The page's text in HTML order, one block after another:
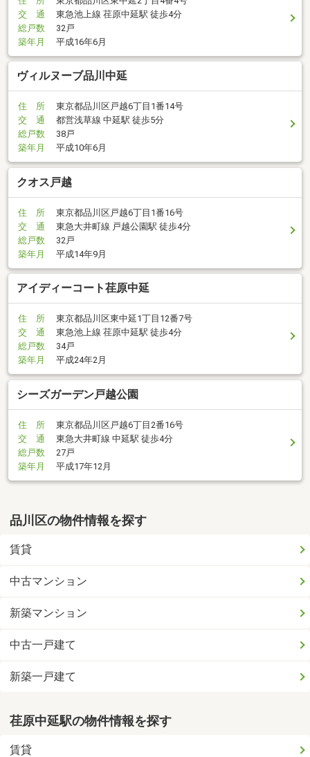
交 通
東急池上線 荏原中延駅 徒歩4分
総戸数
32戸
築年月
平成16年6月
ヴィルヌーブ品川中延
住 所
東京都品川区戸越6丁目1番14号
交 通
都営浅草線 中延駅 徒歩5分
総戸数
38戸
築年月
平成10年6月
クオス戸越
住 所
東京都品川区戸越6丁目1番16号
交 通
東急大井町線 戸越公園駅 徒歩4分
総戸数
32戸
築年月
平成14年9月
アイディーコート荏原中延
住 所
東京都品川区東中延1丁目12番7号
交 通
東急池上線 荏原中延駅 徒歩4分
総戸数
34戸
築年月
平成24年2月
シーズガーデン戸越公園
住 所
東京都品川区戸越6丁目2番16号
交 通
東急大井町線 中延駅 徒歩4分
総戸数
27戸
築年月
平成17年12月
品川区の物件情報を探す
賃貸
中古マンション
新築マンション
中古一戸建て
新築一戸建て
荏原中延駅の物件情報を探す
賃貸